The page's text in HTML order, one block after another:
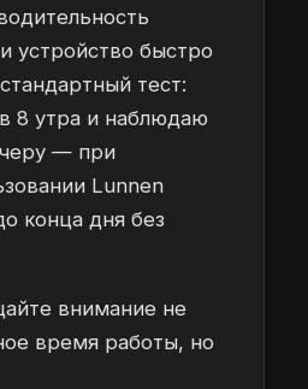
устройство быстро
тест:
8 утра и наблюдаю
— при
Lunnen
конца дня без
внимание не
время работы, но